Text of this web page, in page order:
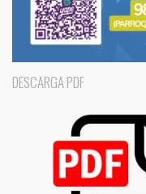
DESCARGA PDF